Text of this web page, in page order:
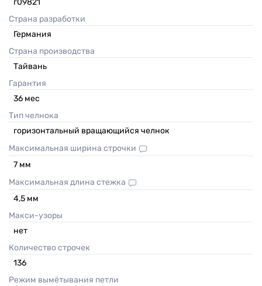
г09821
Страна разработки
Германия
Страна производства
Тайвань
Гарантия
36 мес
Тип челнока
горизонтальный вращающийся челнок
Максимальная ширина строчки
7 мм
Максимальная длина стежка
4,5 мм
Макси-узоры
нет
Количество строчек
136
Режим вымётывания петли